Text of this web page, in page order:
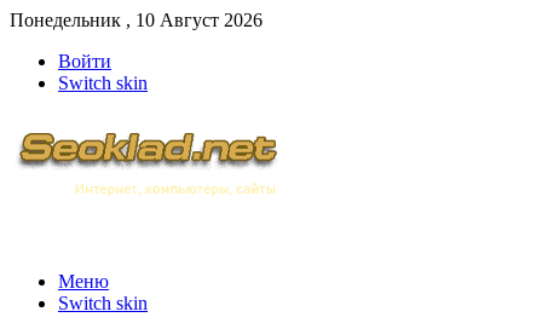
Понедельник , 10 Август 2026
Войти
Switch skin
Меню
Switch skin